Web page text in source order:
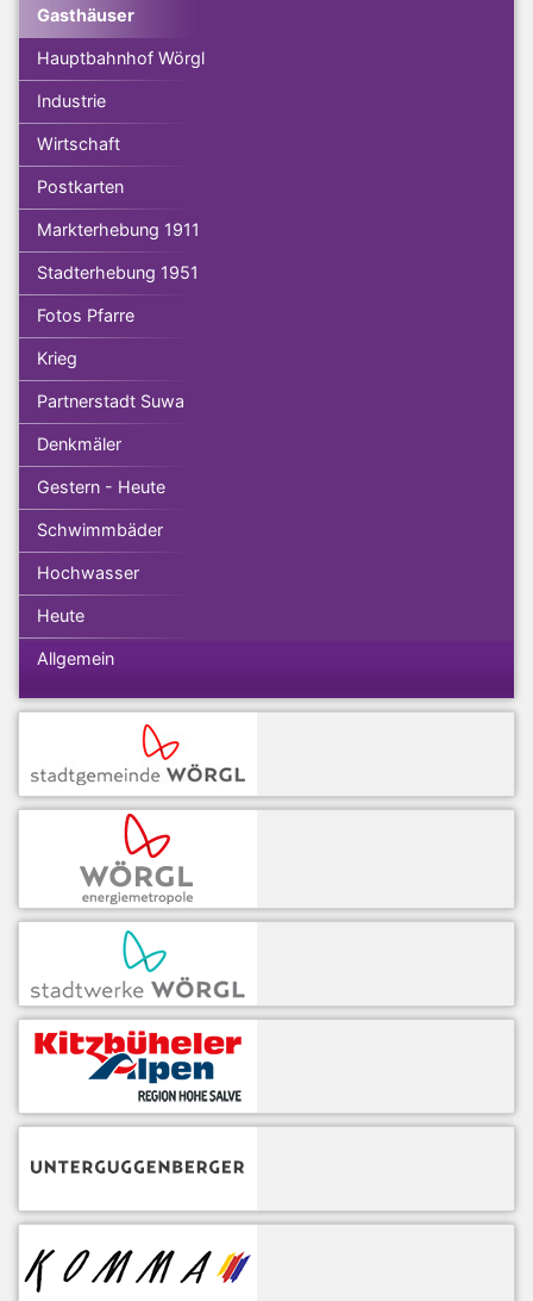
Gasthäuser
Hauptbahnhof Wörgl
Industrie
Wirtschaft
Postkarten
Markterhebung 1911
Stadterhebung 1951
Fotos Pfarre
Krieg
Partnerstadt Suwa
Denkmäler
Gestern - Heute
Schwimmbäder
Hochwasser
Heute
Allgemein